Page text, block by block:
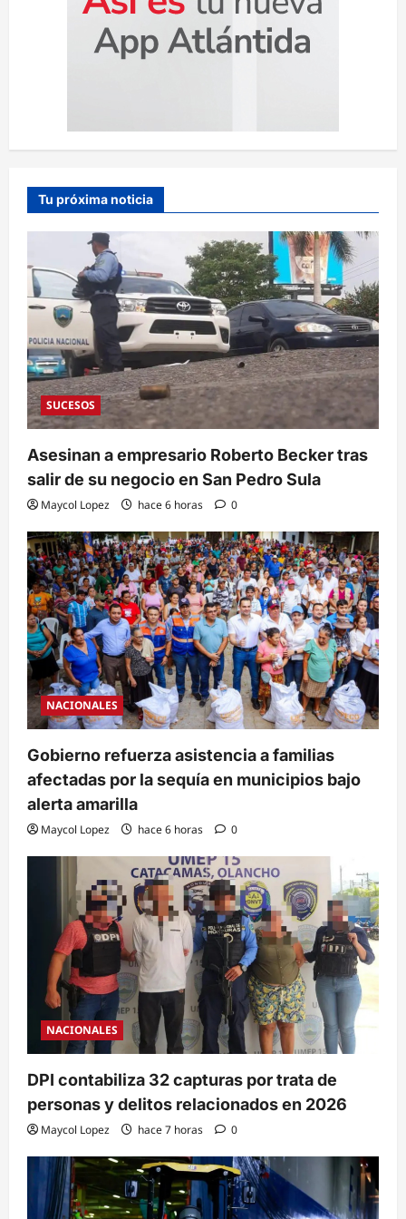
Tu próxima noticia
SUCESOS
Asesinan a empresario Roberto Becker tras
salir de su negocio en San Pedro Sula
Maycol Lopez hace 6 horas 0
NACIONALES
Gobierno refuerza asistencia a familias
afectadas por la sequía en municipios bajo
alerta amarilla
Maycol Lopez hace 6 horas 0
NACIONALES
DPI contabiliza 32 capturas por trata de
personas y delitos relacionados en 2026
Maycol Lopez hace 7 horas 0